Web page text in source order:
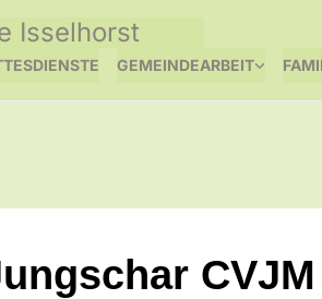
Isselhorst
GEMEINDEARBEIT
CVJM